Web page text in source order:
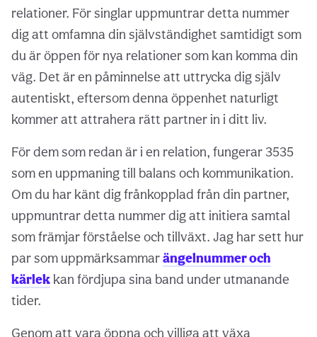
relationer. För singlar uppmuntrar detta nummer
dig att omfamna din självständighet samtidigt som
du är öppen för nya relationer som kan komma din
väg. Det är en påminnelse att uttrycka dig själv
autentiskt, eftersom denna öppenhet naturligt
kommer att attrahera rätt partner in i ditt liv.
För dem som redan är i en relation, fungerar 3535
som en uppmaning till balans och kommunikation.
Om du har känt dig frånkopplad från din partner,
uppmuntrar detta nummer dig att initiera samtal
som främjar förståelse och tillväxt. Jag har sett hur
par som uppmärksammarängelnummer och
kärlek kan fördjupa sina band under utmanande
tider.
Genom att vara öppna och villiga att växa